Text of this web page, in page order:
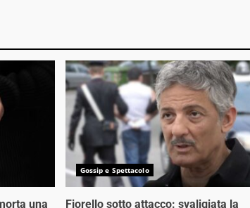
una
Gossip e Spettacolo
Fiorello sotto attacco: svaligiata la